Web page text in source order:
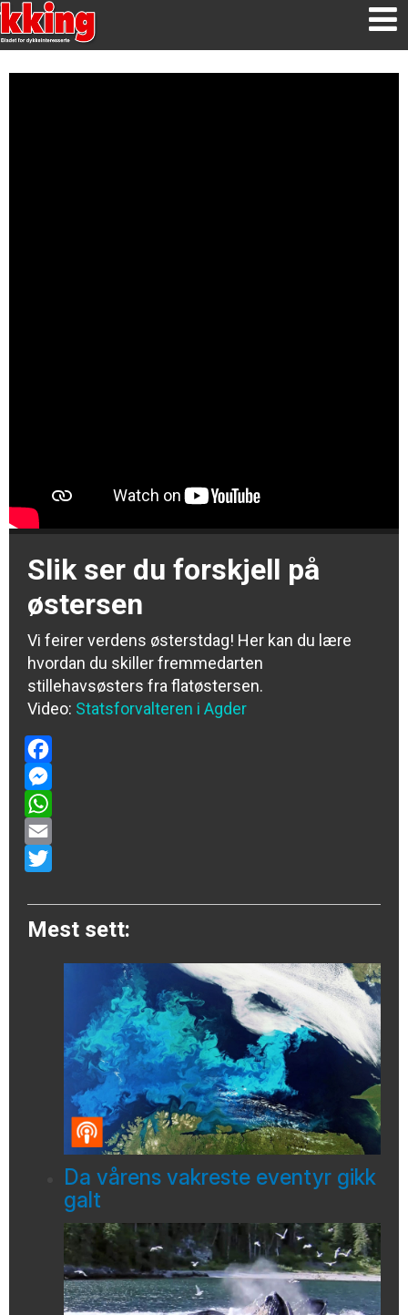
Slik ser du forskjell på
østersen
Vi feirer verdens østerstdag! Her kan du lære
hvordan du skiller fremmedarten
stillehavsøsters fra flatøstersen.
Video: Statsforvalteren i Agder
Facebook
Messenger
WhatsApp
Email
Mest sett:
Da vårens vakreste eventyr gikk
galt